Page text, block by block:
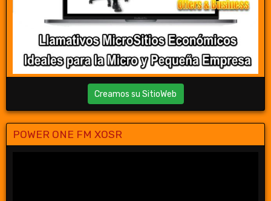
Creamos su SitioWeb
POWER ONE FM XOSR